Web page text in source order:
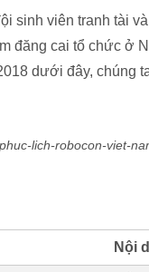
sinh viên tranh tài
đăng cai tổ chức ở
dưới đây, chúng
Nội